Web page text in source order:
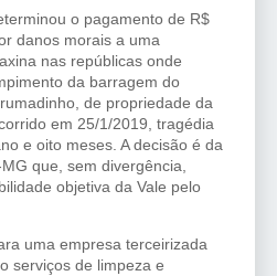
o pagamento de R$
danos morais a uma
nas repúblicas onde
da barragem do
de propriedade da
em 25/1/2019, tragédia
e oito meses. A decisão é da
que, sem divergência,
objetiva da Vale pelo
uma empresa terceirizada
serviços de limpeza e